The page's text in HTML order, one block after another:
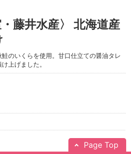
藤井水産〉 北海道産
のいくらを使用。甘口仕立ての醤油タレ
上げました。
Page Top